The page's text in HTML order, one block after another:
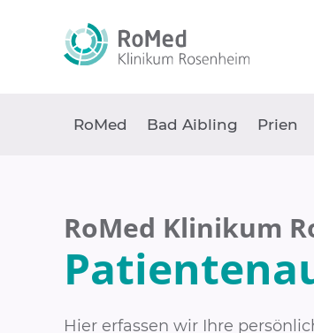
RoMed Bad Aibling Prien
RoMed Klinikum
Hier erfassen wir Ihre